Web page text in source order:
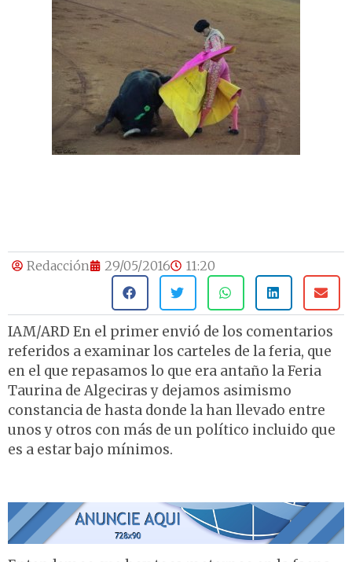
Redacción 29/05/2016 11:20
IAM/ARD En el primer envió de los comentarios
referidos a examinar los carteles de la feria, que
en el que repasamos lo que era antaño la Feria
Taurina de Algeciras y dejamos asimismo
constancia de hasta donde la han llevado entre
unos y otros con más de un político incluido que
es a estar bajo mínimos.